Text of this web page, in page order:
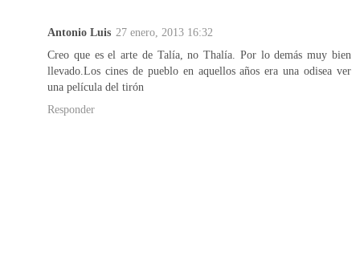
Antonio Luis 27 enero, 2013 16:32
Creo que es el arte de Talía, no Thalía. Por lo demás muy bien
llevado.Los cines de pueblo en aquellos años era una odisea ver
una película del tirón
Responder